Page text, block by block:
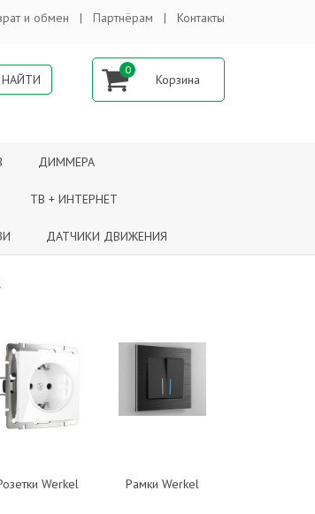
и обмен Партнёрам Контакты
0
ДИММЕРА
ТВ + ИНТЕРНЕТ
ДАТЧИКИ ДВИЖЕНИЯ
Werkel Рамки Werkel